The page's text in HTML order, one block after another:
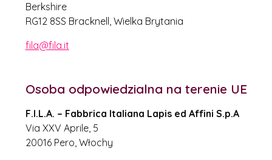
Berkshire
RG12 8SS Bracknell, Wielka Brytania
fila@fila.it
Osoba odpowiedzialna na terenie UE
F.I.L.A. – Fabbrica Italiana Lapis ed Affini S.p.A
Via XXV Aprile, 5
20016 Pero, Włochy